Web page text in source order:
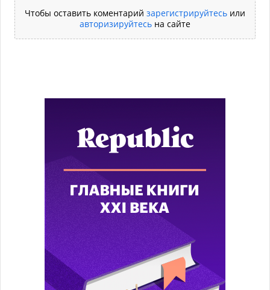
Чтобы оставить коментарий зарегистрируйтесь или
авторизируйтесь на сайте